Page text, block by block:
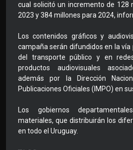
cual solicitó un incremento de 128
2023 y 384 millones para 2024,
Los contenidos gráficos y
campaña serán difundidos en la vía
del transporte público y en
productos audiovisuales
además por la Dirección
Publicaciones Oficiales (IMPO) en
Los gobiernos
materiales, que distribuirán los
en todo el Uruguay.